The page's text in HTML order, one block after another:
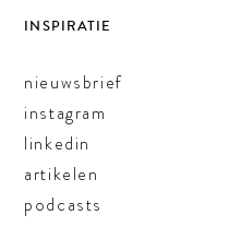
INSPIRATIE
nieuwsbrief
instagram
linkedin
artikelen
podcasts